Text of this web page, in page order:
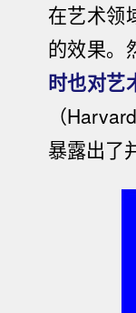
在艺术领
的效果。
时也对艺
（
暴露出了